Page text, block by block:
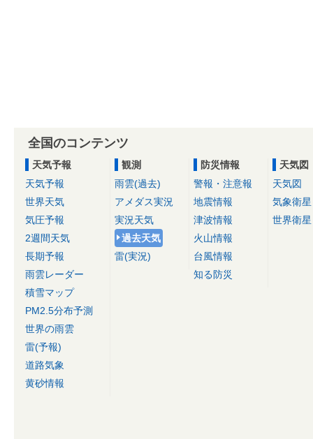
全国のコンテンツ
天気予報
天気予報
世界天気
気圧予報
2週間天気
長期予報
雨雲レーダー
積雪マップ
PM2.5分布予測
世界の雨雲
雷(予報)
道路気象
黄砂情報
観測
雨雲(過去)
アメダス実況
実況天気
過去天気
雷(実況)
防災情報
警報・注意報
地震情報
津波情報
火山情報
台風情報
知る防災
天気図
天気図
気象衛星
世界衛星